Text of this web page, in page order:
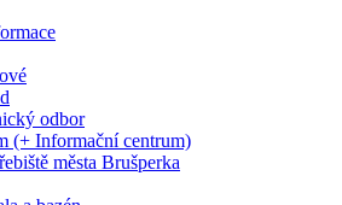
odbor
(+ Informační centrum)
města Brušperka